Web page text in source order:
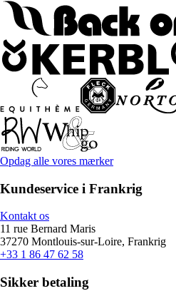
Opdag alle vores mærker
Kundeservice i Frankrig
Kontakt os
11 rue Bernard Maris
37270 Montlouis-sur-Loire, Frankrig
+33 1 86 47 62 58
Sikker betaling